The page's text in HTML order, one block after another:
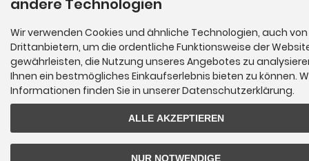
andere Technologien
Wir verwenden Cookies und ähnliche Technologien, auch von
Drittanbietern, um die ordentliche Funktionsweise der
gewährleisten, die Nutzung unseres Angebotes zu
Ihnen ein bestmögliches Einkaufserlebnis bieten zu können.
Informationen finden Sie in unserer Datenschutzerklärung.
ALLE AKZEPTIEREN
NUR NOTWENDIGE